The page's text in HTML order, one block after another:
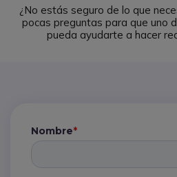
¿No estás seguro de lo que
pocas preguntas para que uno
pueda ayudarte a hacer